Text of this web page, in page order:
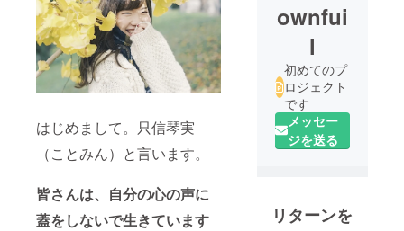
はじめまして。只信琴実
（ことみん）と言います。
皆さんは、自分の心の声に
蓋をしないで生きています
ownfui
l
初めてのプ
ロジェクト
です
メッセー
ジを送る
リターンを